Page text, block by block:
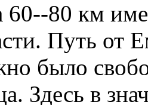
80 км
Путь от
было
Здесь в